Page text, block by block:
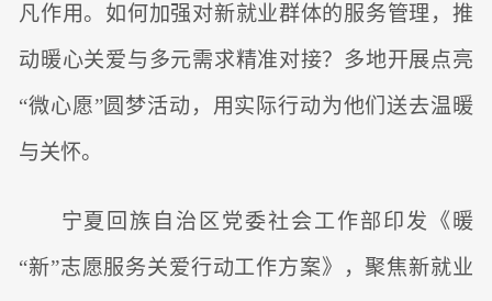
凡作用。如何加强对新就业群体的服务管理，推
动暖心关爱与多元需求精准对接？多地开展点亮
“微心愿”圆梦活动，用实际行动为他们送去温暖
与关怀。
宁夏回族自治区党委社会工作部印发《暖
“新”志愿服务关爱行动工作方案》，聚焦新就业